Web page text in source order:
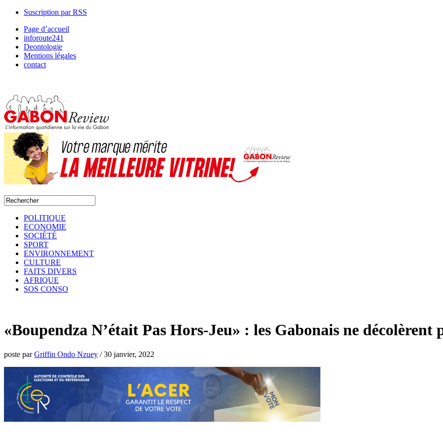
Suscription par RSS
Page d’accueil
inforoute241
Deontologie
Mentions légales
contact
POLITIQUE
ECONOMIE
SOCIÉTÉ
SPORT
ENVIRONNEMENT
CULTURE
FAITS DIVERS
AFRIQUE
SOS CONSO
«Boupendza N’était Pas Hors-Jeu» : les Gabonais ne décolèrent
poste parGriffin Ondo Nzuey /30 janvier, 2022